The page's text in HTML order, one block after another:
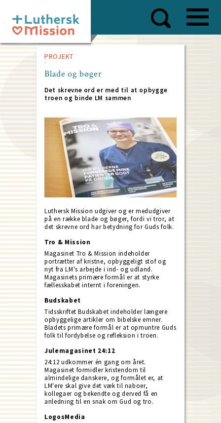
main
content
PROJEKT
Blade og bøger
Det skrevne ord er med til at opbygge
troen og binde LM sammen
Luthersk Mission udgiver og er medudgiver
på en række blade og bøger, fordi vi tror, at
det skrevne ord har betydning for Guds folk.
Tro & Mission
Magasinet Tro & Mission indeholder
portrætter af kristne, opbyggeligt stof og
nyt fra LM's arbejde i ind- og udland.
Magasinets primære formål er at styrke
fællesskabet internt i foreningen.
Budskabet
Tidsskriftet Budskabet indeholder længere
opbyggelige artikler om bibelske emner.
Bladets primære formål er at opmuntre Guds
folk til fordybelse og refleksion i troen.
Julemagasinet 24:12
24:12 udkommer én gang om året.
Magasinet formidler kristendom til
almindelige danskere, og formålet er, at
LM'ere skal give det væk til naboer,
kollegaer og bekendte og derved få en
anledning til en snak om Gud og tro.
LogosMedia